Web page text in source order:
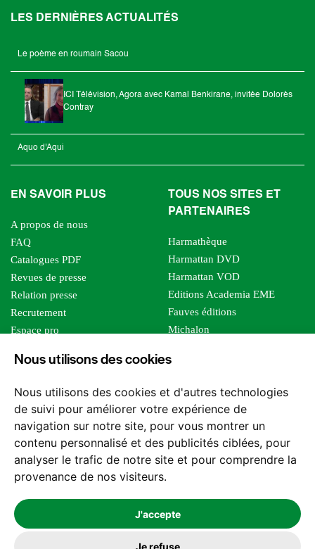
Nous utilisons des cookies
Nous utilisons des cookies et d'autres technologies
de suivi pour améliorer votre expérience de
navigation sur notre site, pour vous montrer un
contenu personnalisé et des publicités ciblées, pour
analyser le trafic de notre site et pour comprendre la
provenance de nos visiteurs.
J'accepte
Je refuse
LES DERNIÈRES ACTUALITÉS
Le poème en roumain Sacou
ICI Télévision, Agora avec Kamal Benkirane, invitée Dolorès
Contray
Aquo d'Aqui
EN SAVOIR PLUS
A propos de nous
FAQ
Catalogues PDF
Revues de presse
Relation presse
Recrutement
Espace pro
Foreign rights
TOUS NOS SITES ET
PARTENAIRES
Harmathèque
Harmattan DVD
Harmattan VOD
Editions Academia EME
Fauves éditions
Michalon
Editions Sutton
Les impliqués
Tous les éditeurs
Nos structures
Nous contacter